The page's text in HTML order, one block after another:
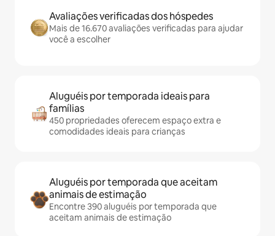
Avaliações verificadas dos hóspedes
Mais de 16.670 avaliações verificadas para ajudar
você a escolher
Aluguéis por temporada ideais para
famílias
450 propriedades oferecem espaço extra e
comodidades ideais para crianças
Aluguéis por temporada que aceitam
animais de estimação
Encontre 390 aluguéis por temporada que
aceitam animais de estimação